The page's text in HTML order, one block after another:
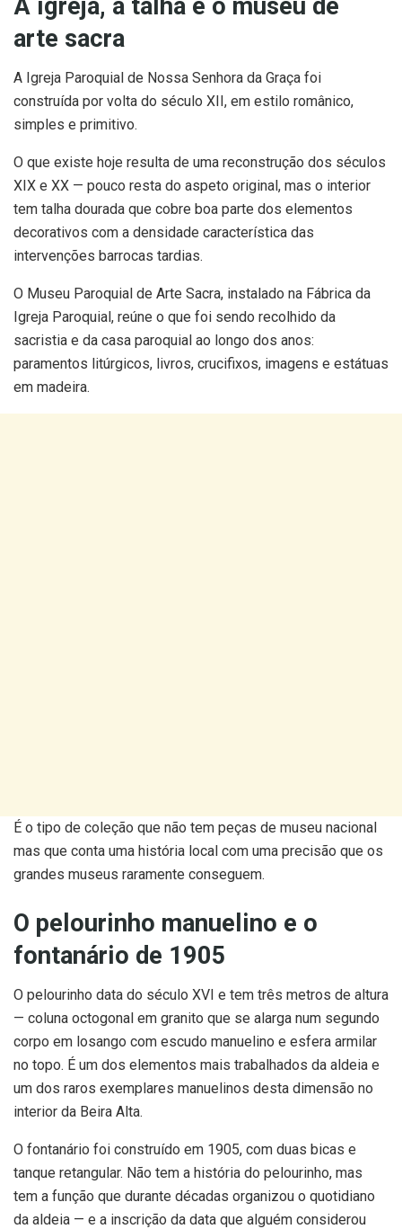
A igreja, a talha e o museu de
arte sacra
A Igreja Paroquial de Nossa Senhora da Graça foi
construída por volta do século XII, em estilo românico,
simples e primitivo.
O que existe hoje resulta de uma reconstrução dos séculos
XIX e XX — pouco resta do aspeto original, mas o interior
tem talha dourada que cobre boa parte dos elementos
decorativos com a densidade característica das
intervenções barrocas tardias.
O Museu Paroquial de Arte Sacra, instalado na Fábrica da
Igreja Paroquial, reúne o que foi sendo recolhido da
sacristia e da casa paroquial ao longo dos anos:
paramentos litúrgicos, livros, crucifixos, imagens e estátuas
em madeira.
É o tipo de coleção que não tem peças de museu nacional
mas que conta uma história local com uma precisão que os
grandes museus raramente conseguem.
O pelourinho manuelino e o
fontanário de 1905
O pelourinho data do século XVI e tem três metros de altura
— coluna octogonal em granito que se alarga num segundo
corpo em losango com escudo manuelino e esfera armilar
no topo. É um dos elementos mais trabalhados da aldeia e
um dos raros exemplares manuelinos desta dimensão no
interior da Beira Alta.
O fontanário foi construído em 1905, com duas bicas e
tanque retangular. Não tem a história do pelourinho, mas
tem a função que durante décadas organizou o quotidiano
da aldeia — e a inscrição da data que alguém considerou